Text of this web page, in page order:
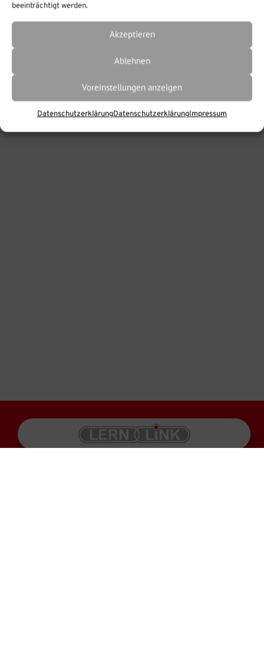
beeinträchtigt werden.
Akzeptieren
Ablehnen
Voreinstellungen anzeigen
DatenschutzerklärungDatenschutzerklärungImpressum